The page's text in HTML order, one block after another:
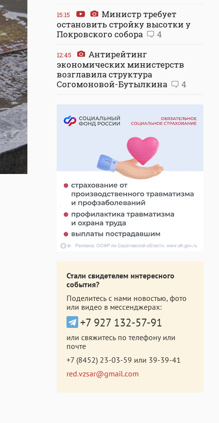
15:15
Министр требует
остановить стройку высотки у
Покровского собора
4
12:45
Антирейтинг
экономических министерств
возглавила структура
Согомоновой-Бутылкина
4
Стали свидетелем интересного
события?
Поделитесь с нами новостью, фото
или видео в мессенджерах:
+7 927 132-57-91
или свяжитесь по телефону или
почте
+7 (8452) 23-03-59 или 39-39-41
red.vzsar@gmail.com